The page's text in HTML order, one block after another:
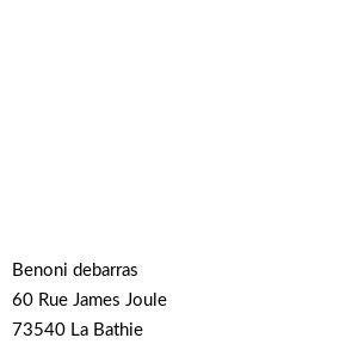
Benoni debarras
60 Rue James Joule
73540 La Bathie